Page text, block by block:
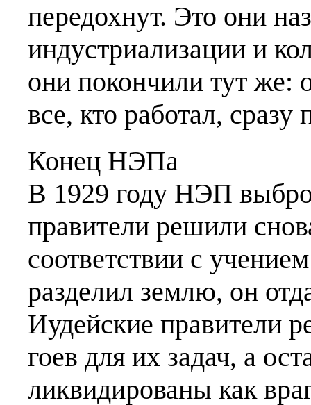
передохнут. Это они
индустриализации и
они покончили тут же:
все, кто работал, сразу
Конец НЭПа
В 1929 году НЭП
правители решили
соответствии с
разделил землю, он
Иудейские правители
гоев для их задач, а
ликвидированы как